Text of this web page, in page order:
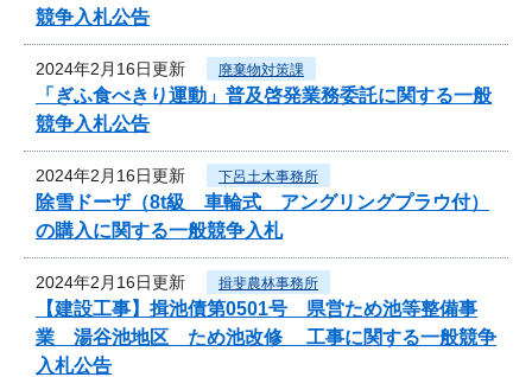
競争入札公告
2024年2月16日更新 廃棄物対策課
「ぎふ食べきり運動」普及啓発業務委託に関する一般
競争入札公告
2024年2月16日更新 下呂土木事務所
除雪ドーザ（8t級 車輪式 アングリングプラウ付）
の購入に関する一般競争入札
2024年2月16日更新 揖斐農林事務所
【建設工事】揖池債第0501号 県営ため池等整備事
業 湯谷池地区 ため池改修 工事に関する一般競争
入札公告